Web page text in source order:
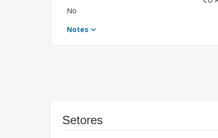
No
Notes
Setores